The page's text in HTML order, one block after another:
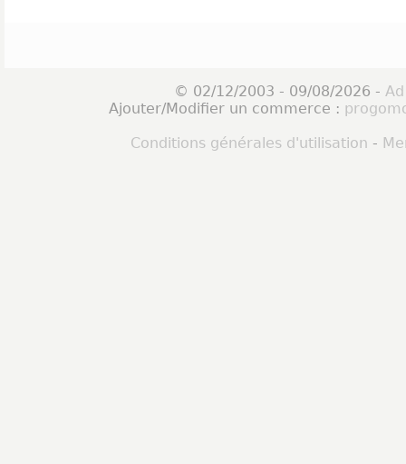
© 02/12/2003 - 09/08/2026 -
Ajouter/Modifier un commerce :
Conditions générales d'utilisation -